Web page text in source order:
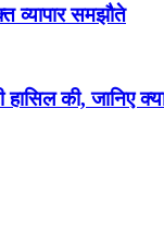
व्यापार समझौते
की, जानिए